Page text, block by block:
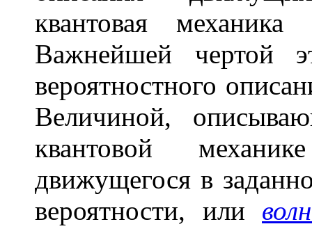
квантовая
Важнейшей чертой
вероятностного
Величиной,
квантовой
движущегося в
вероятности, или